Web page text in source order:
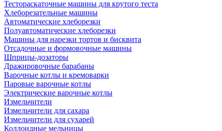
Тестораскаточные машины для крутого теста
Хлеборезательные машины
Автоматические хлеборезки
Полуавтоматические хлеборезки
Машины для нарезки тортов и бисквита
Отсадочные и формовочные машины
Шприцы-дозаторы
Дражировочные барабаны
Варочные котлы и кремоварки
Паровые варочные котлы
Электрические варочные котлы
Измельчители
Измельчители для сахара
Измельчители для сухарей
Коллоидные мельницы